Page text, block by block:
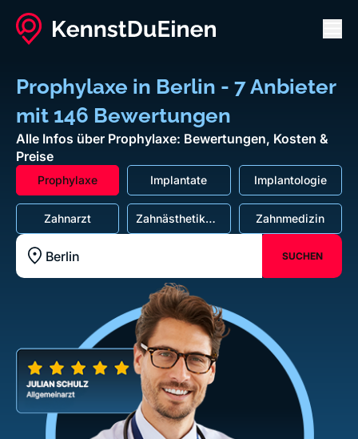
Prophylaxe in Berlin - 7 Anbieter
mit 146 Bewertungen
Alle Infos über Prophylaxe: Bewertungen, Kosten &
Preise
Prophylaxe Implantate Implantologie
Zahnarzt
Zahnästhetik
und
Zahnmedizin
Standort z.B. Frankfurt am Main
SUCHEN